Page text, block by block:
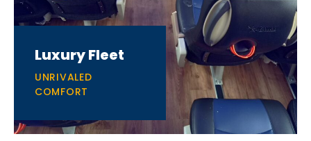
Luxury Fleet
UNRIVALED
COMFORT